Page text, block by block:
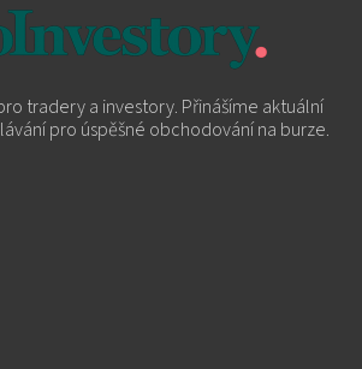
tradery a investory. Přinášíme aktuální
pro úspěšné obchodování na burze.